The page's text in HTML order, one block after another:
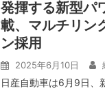
発揮する新型パ
載、マルチリン
ン採用
2025年6月10日
日産自動車は6月9日、